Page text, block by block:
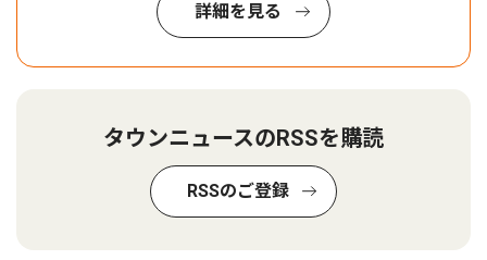
詳細を見る
タウンニュースのRSSを購読
RSSのご登録